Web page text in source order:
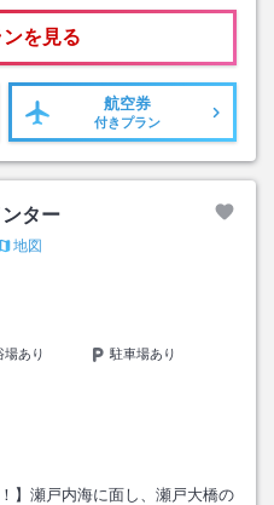
を見る
航空券
付きプラン
ター
地図
場あり
駐車場あり
】瀬戸内海に面し、瀬戸大橋の